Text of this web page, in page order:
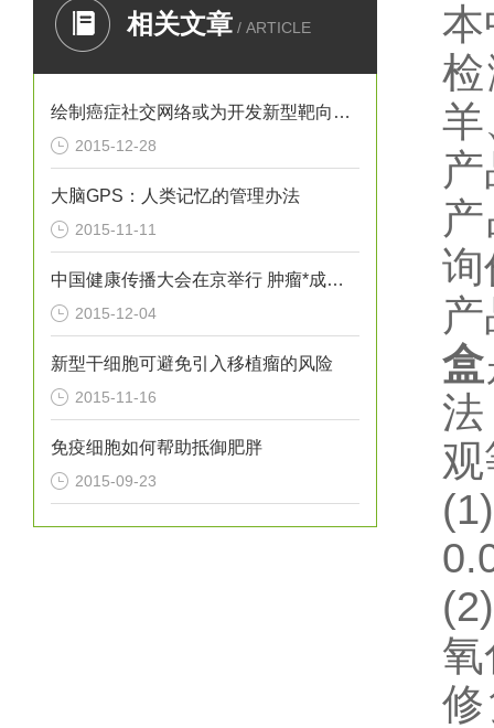
相关文章 / ARTICLE
绘制癌症社交网络或为开发新型靶向疗法提供思路
2015-12-28
大脑GPS：人类记忆的管理办法
2015-11-11
中国健康传播大会在京举行 肿瘤*成为热议焦点
2015-12-04
新型干细胞可避免引入移植瘤的风险
2015-11-16
免疫细胞如何帮助抵御肥胖
2015-09-23
本
羊
询
盒
(1)
(2)